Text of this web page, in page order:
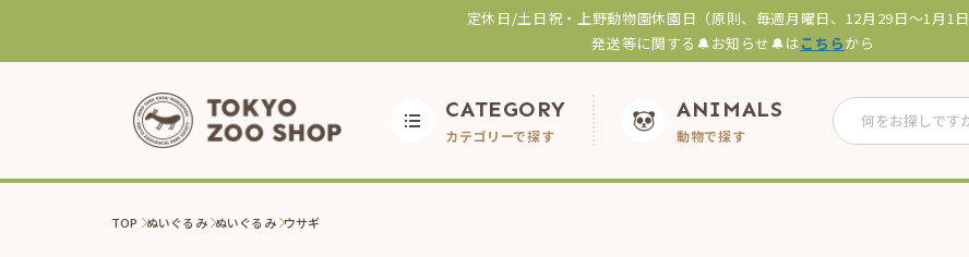
定休日/土日祝・上野動物園休園日（原則、毎週月曜日、12月29日～1月1日
発送等に関する🔔お知らせ🔔はこちらから
CATEGORY
カテゴリーで探す
ANIMALS
動物で探す
TOP ぬいぐるみ ぬいぐるみ ウサギ